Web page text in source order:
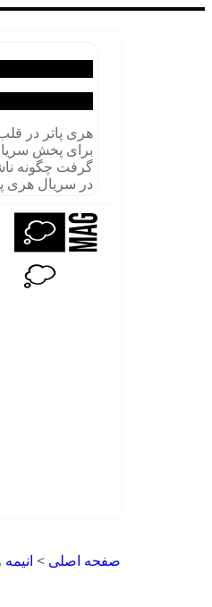
هری پاتر در
برای پخش
گرفت چگونه
در سریال هری
صفحه اصلی > انیمه